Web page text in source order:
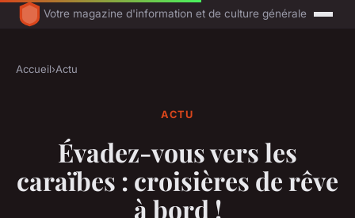
Votre magazine d'information et de culture générale
Accueil›Actu
ACTU
Évadez-vous vers les
caraïbes : croisières de rêve
à bord !